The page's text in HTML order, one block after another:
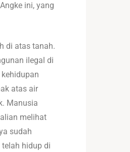
ini, yang
di atas tanah.
ilegal di
atas air
Manusia
melihat
sudah
hidup di